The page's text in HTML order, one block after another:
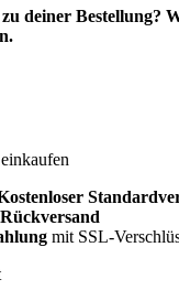
deiner Bestellung?
mit SSL-